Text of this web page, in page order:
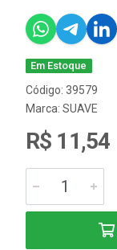
Em Estoque
Código: 39579
Marca: SUAVE
R$ 11,54